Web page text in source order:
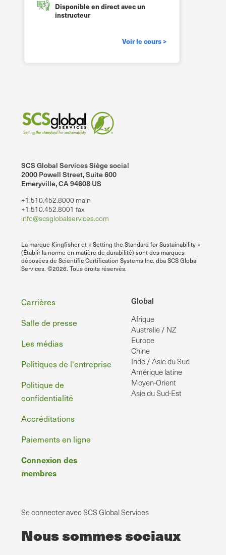
Disponible en direct avec un
instructeur
Voir le cours >
SCS Global Services Siège social
2000 Powell Street, Suite 600
Emeryville, CA 94608 US
+1.510.452.8000 main
+1.510.452.8001 fax
info@scsglobalservices.com
La marque Kingfisher et « Setting the Standard for Sustainability »
(Établir la norme en matière de durabilité) sont des marques
déposées de Scientific Certification Systems Inc. dba SCS Global
Services. ©2026. Tous droits réservés.
Global
Afrique
Australie / NZ
Europe
Chine
Inde / Asie du Sud
Amérique latine
Moyen-Orient
Asie du Sud-Est
Pied
de
page
Carrières
Salle de presse
Les médias
Politiques de l'entreprise
Politique de
confidentialité
Accréditations
Paiements en ligne
Connexion des
membres
Se connecter avec SCS Global Services
Nous sommes sociaux